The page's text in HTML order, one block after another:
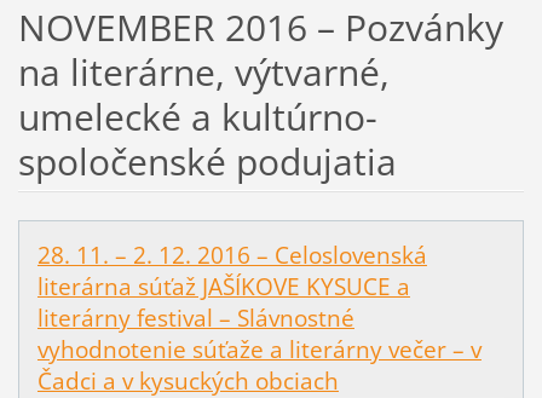
NOVEMBER 2016 – Pozvánky
na literárne, výtvarné,
umelecké a kultúrno-
spoločenské podujatia
28. 11. – 2. 12. 2016 – Celoslovenská
literárna súťaž JAŠÍKOVE KYSUCE a
literárny festival – Slávnostné
vyhodnotenie súťaže a literárny večer – v
Čadci a v kysuckých obciach